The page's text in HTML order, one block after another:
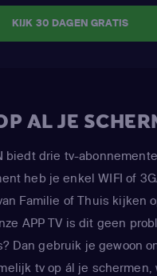
KIJK 30 DAGEN GRATIS
AL JE
biedt drie tv-
heb je enkel WIFI of
Familie of Thuis kijken
APP TV is dit geen
Dan gebruik je gewoon
tv op ál je schermen,